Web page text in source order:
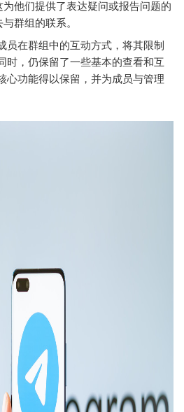
他们提供了表达疑问或报告问题的
群组的联系。
员在群组中的互动方式，将其限制
时，仍保留了一些基本的查看和互
心功能得以保留，并为成员与管理